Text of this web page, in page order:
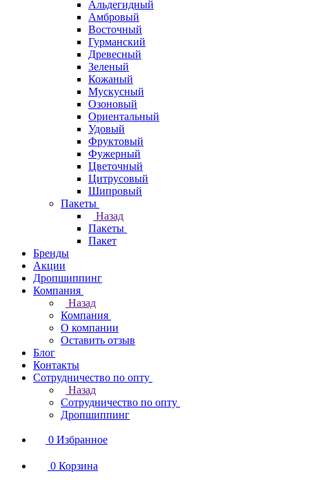
Альдегидный
Амбровый
Восточный
Гурманский
Древесный
Зеленый
Кожаный
Мускусный
Озоновый
Ориентальный
Удовый
Фруктовый
Фужерный
Цветочный
Цитрусовый
Шипровый
Пакеты
Назад
Пакеты
Пакет
Бренды
Акции
Дропшиппинг
Компания
Назад
Компания
О компании
Оставить отзыв
Блог
Контакты
Сотрудничество по опту
Назад
Сотрудничество по опту
Дропшиппинг
0 Избранное
0 Корзина